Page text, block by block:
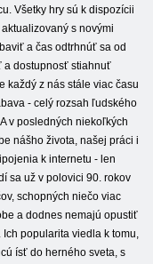
Všetky hry sú k dispozícii
s novými
a čas odtrhnúť sa od
a dostupnosť stiahnuť
každý z nás stále viac času
- celý rozsah ľudského
v posledných niekoľkých
nášho života, našej práci i
k internetu - len
sa už v polovici 90. rokov
schopných niečo viac
a dodnes nemajú opustiť
popularita viedla k tomu,
ísť do herného sveta, s